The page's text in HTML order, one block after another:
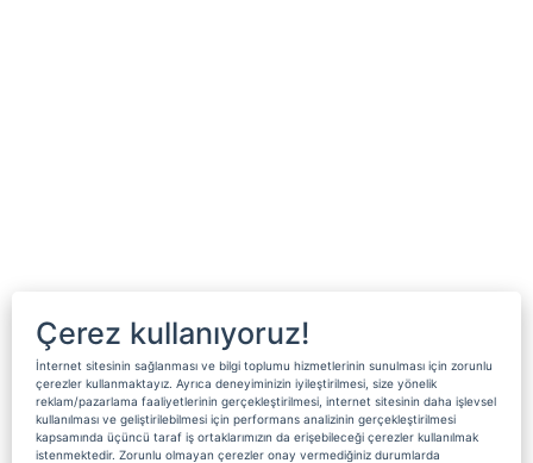
Çerez kullanıyoruz!
İnternet sitesinin sağlanması ve bilgi toplumu hizmetlerinin sunulması için zorunlu
çerezler kullanmaktayız. Ayrıca deneyiminizin iyileştirilmesi, size yönelik
reklam/pazarlama faaliyetlerinin gerçekleştirilmesi, internet sitesinin daha işlevsel
kullanılması ve geliştirilebilmesi için performans analizinin gerçekleştirilmesi
kapsamında üçüncü taraf iş ortaklarımızın da erişebileceği çerezler kullanılmak
istenmektedir. Zorunlu olmayan çerezler onay vermediğiniz durumlarda